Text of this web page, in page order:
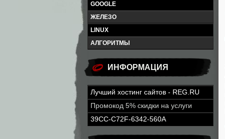
GOOGLE
ЖЕЛЕЗО
LINUX
АЛГОРИТМЫ
ИНФОРМАЦИЯ
Лучший хостинг сайтов - REG.RU
Промокод 5% скидки на услуги
39CC-C72F-6342-560A